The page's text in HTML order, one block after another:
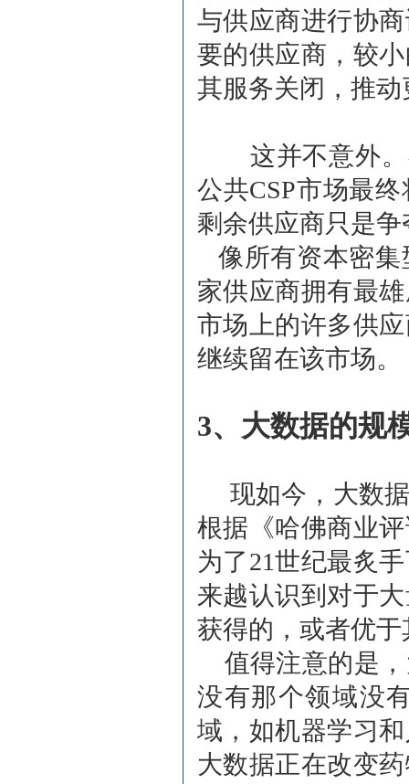
与供应商进行协
要的供应商，较
其服务关闭，推
这并不意外。
公共CSP市场最
剩余供应商只是
像所有资本密集
家供应商拥有最
市场上的许多供
继续留在该市场。
3、 大数据的规
现如今，大数据
根据《哈佛商业
为了21世纪最炙
来越认识到对于
获得的，或者优于
值得注意的是，
没有那个领域没
域，如机器学习
大数据正在改变